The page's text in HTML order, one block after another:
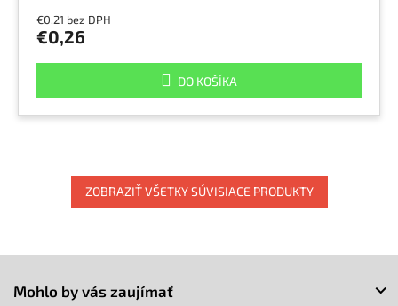
€0,21 bez DPH
€0,26
DO KOŠÍKA
ZOBRAZIŤ VŠETKY SÚVISIACE PRODUKTY
Mohlo by vás zaujímať